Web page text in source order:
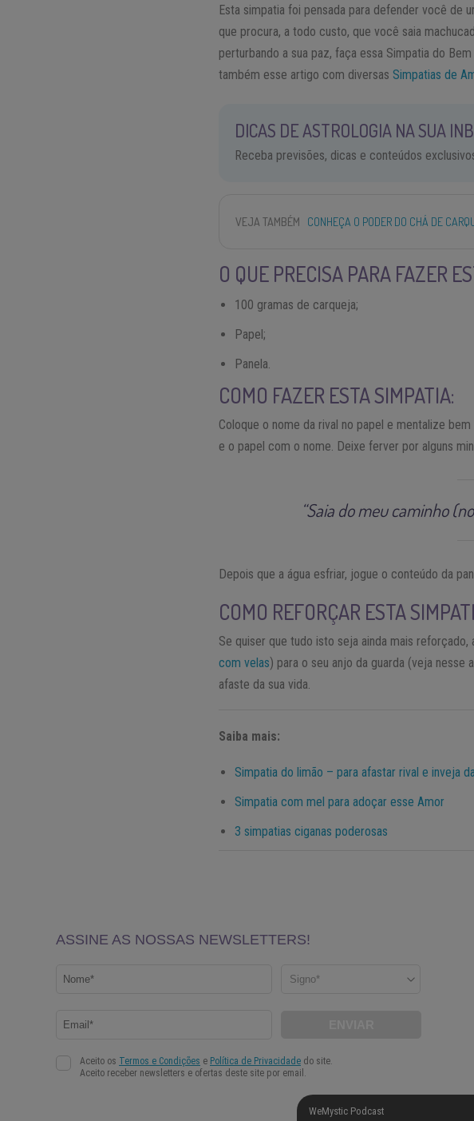
Esta simpatia foi pensada para defender você de
que procura, a todo custo, que você saia
perturbando a sua paz, faça essa Simpatia do
também esse artigo com diversas Simpatias de
DICAS DE ASTROLOGIA NA SUA
Receba previsões, dicas e conteúdos
VEJA TAMBÉM CONHEÇA O PODER DO CHÁ DE
O QUE PRECISA PARA FAZER
100 gramas de carqueja;
Papel;
Panela.
COMO FAZER ESTA SIMPATIA:
Coloque o nome da rival no papel e mentalize
e o papel com o nome. Deixe ferver por alguns
“Saia do meu caminho
Depois que a água esfriar, jogue o conteúdo da
COMO REFORÇAR ESTA
Se quiser que tudo isto seja ainda mais
com velas) para o seu anjo da guarda (veja nesse
afaste da sua vida.
Saiba mais:
Simpatia do limão – para afastar rival e inveja
Simpatia com mel para adoçar esse Amor
3 simpatias ciganas poderosas
WeMystic Podcast